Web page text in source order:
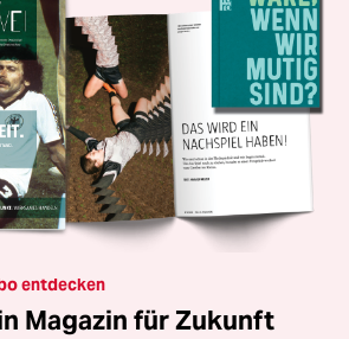
entdecken
Magazin für Zukunft